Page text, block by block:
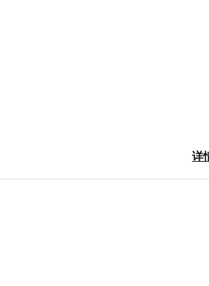
详